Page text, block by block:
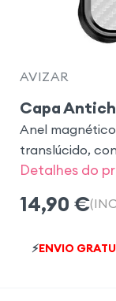
AVIZAR
Capa
Anel
translúcido,
Detalhes do
14,90 €
⚡ENVIO